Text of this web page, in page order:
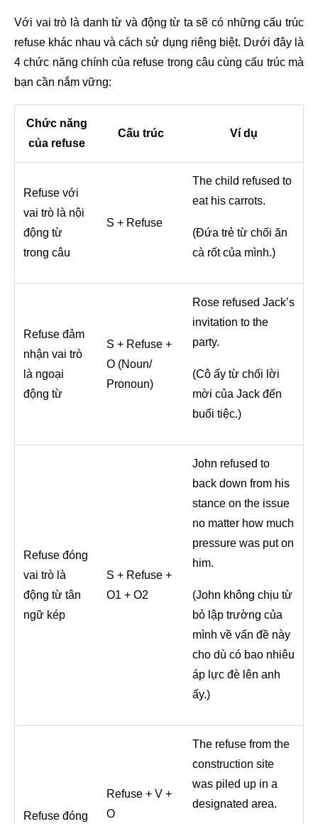
Với vai trò là danh từ và động từ ta sẽ có những cấu trúc
refuse khác nhau và cách sử dụng riêng biệt. Dưới đây là
4 chức năng chính của refuse trong câu cùng cấu trúc mà
bạn cần nắm vững:
Chức năng
của refuse
Cấu trúc Ví dụ
Refuse với
vai trò là nội
động từ
trong câu
S + Refuse
The child refused to
eat his carrots.
(Đứa trẻ từ chối ăn
cà rốt của mình.)
Refuse đảm
nhận vai trò
là ngoại
động từ
S + Refuse +
O (Noun/
Pronoun)
Rose refused Jack’s
invitation to the
party.
(Cô ấy từ chối lời
mời của Jack đến
buổi tiệc.)
Refuse đóng
vai trò là
động từ tân
ngữ kép
S + Refuse +
O1 + O2
John refused to
back down from his
stance on the issue
no matter how much
pressure was put on
him.
(John không chịu từ
bỏ lập trường của
mình về vấn đề này
cho dù có bao nhiêu
áp lực đè lên anh
ấy.)
Refuse đóng
Refuse + V +
O
The refuse from the
construction site
was piled up in a
designated area.